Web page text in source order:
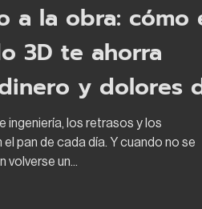
a la obra: cómo
3D te ahorra
y dolores
ingeniería, los retrasos y los
pan de cada día. Y cuando no se
volverse un...